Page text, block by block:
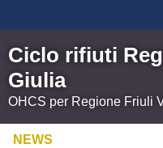
Ciclo rifiuti
Giulia
OHCS per Regione Friuli
NEWS